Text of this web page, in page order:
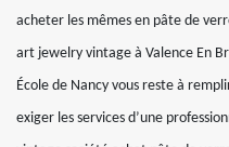
acheter les mêmes en pâte de
art jewelry vintage à Valence En
École de Nancy vous reste à
exiger les services d’une